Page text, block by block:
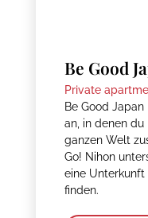
Be Good
Private
Be Good
an, in denen
ganzen Welt
Go! Nihon
eine Unterkunft
finden.